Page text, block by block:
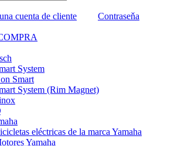
cuenta de cliente
Contraseňa
System
Smart
System (Rim Magnet)
eléctricas de la marca Yamaha
Yamaha